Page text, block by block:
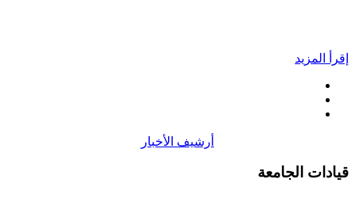
إقرأ المزيد
أرشيف الأخبار
قيادات الجامعة